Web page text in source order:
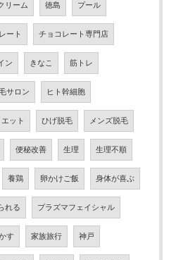
リーム 徳島 プール
ート チョコレート専門店
ン きなこ 筋トレ
サロン ヒト幹細胞
ット ひげ脱毛 メンズ脱毛
便秘改善 生理 生理不順
養鶏 卵かけご飯 身体が喜ぶ
れる プラズマフェイシャル
す 家族旅行 神戸